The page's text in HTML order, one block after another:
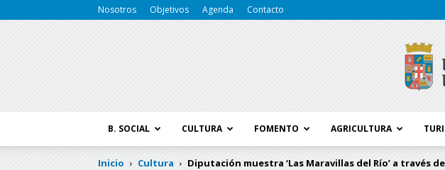
Nosotros Objetivos Agenda Contacto
B. SOCIAL CULTURA FOMENTO AGRICULTURA
Inicio Cultura Diputación muestra ‘Las Maravillas del Río’ a través